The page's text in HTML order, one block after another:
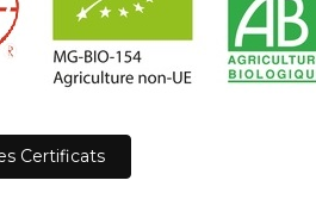
Cert​​ificats